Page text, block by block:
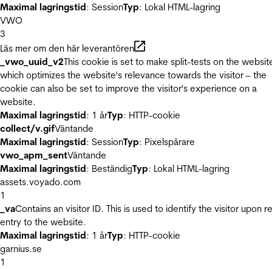
Maximal lagringstid: SessionTyp: Lokal HTML-lagring
VWO
3
Läs mer om den här leverantören
_vwo_uuid_v2This cookie is set to make split-tests on the
which optimizes the website's relevance towards the visitor – the
cookie can also be set to improve the visitor's experience on a
website.
Maximal lagringstid: 1 årTyp: HTTP-cookie
collect/v.gifVäntande
Maximal lagringstid: SessionTyp: Pixelspårare
vwo_apm_sentVäntande
Maximal lagringstid: BeständigTyp: Lokal HTML-lagring
assets.voyado.com
1
_vaContains an visitor ID. This is used to identify the visitor upon
entry to the website.
Maximal lagringstid: 1 årTyp: HTTP-cookie
garnius.se
1